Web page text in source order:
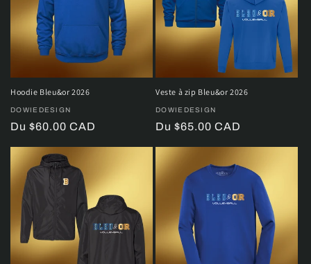
Hoodie Bleu&or 2026
Distributeur :
DOWIEDESIGN
Prix
Du $60.00 CAD
Veste à zip Bleu&or 2026
Distributeur :
DOWIEDESIGN
Prix
Du $65.00 CAD